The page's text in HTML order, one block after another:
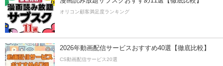
オリコン顧客満足度ランキング
2026年動画配信サービスおすすめ40選【徹底比較】
CS動画配信サービス20選